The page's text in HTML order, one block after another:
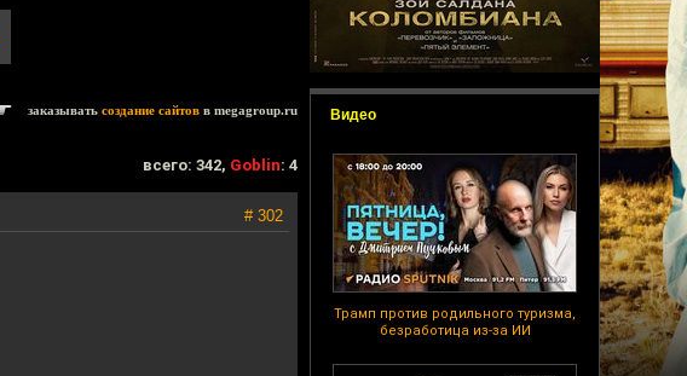
Видео
Трамп против родильного туризма,
безработица из-за ИИ
заказывать создание сайтов в megagroup.ru
всего: 342, Goblin: 4
# 302